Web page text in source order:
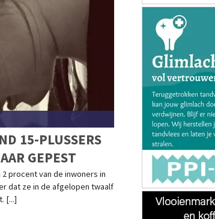
15-PLUSSERS
GEPEST
2 procent van de inwoners in
dat ze in de afgelopen twaalf
[...]